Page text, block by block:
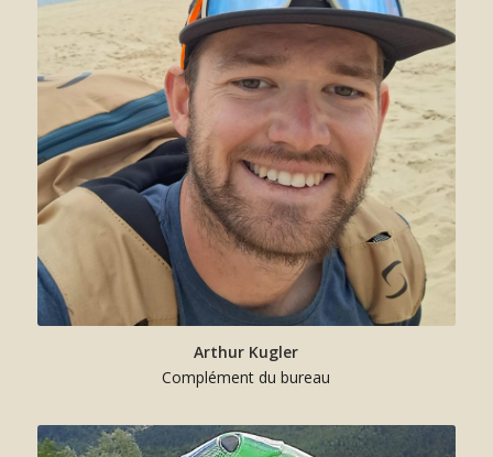
Arthur Kugler
Complément du bureau